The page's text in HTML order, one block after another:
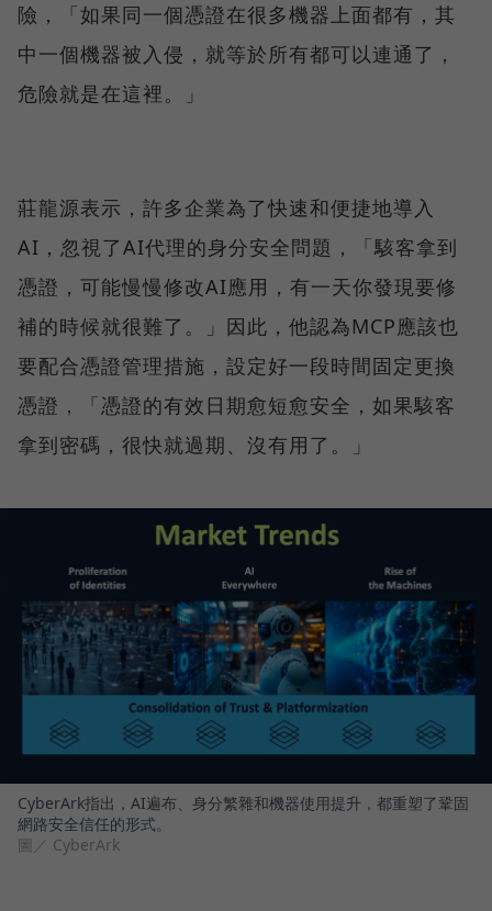
險，「如果同一個憑證在很多機器上面都有，其
中一個機器被入侵，就等於所有都可以連通了，
危險就是在這裡。」
莊龍源表示，許多企業為了快速和便捷地導入
AI，忽視了AI代理的身分安全問題，「駭客拿到
憑證，可能慢慢修改AI應用，有一天你發現要修
補的時候就很難了。」因此，他認為MCP應該也
要配合憑證管理措施，設定好一段時間固定更換
憑證，「憑證的有效日期愈短愈安全，如果駭客
拿到密碼，很快就過期、沒有用了。」
CyberArk指出，AI遍布、身分繁雜和機器使用提升，都重塑了鞏固
網路安全信任的形式。
圖／ CyberArk